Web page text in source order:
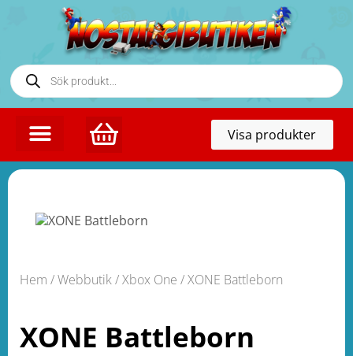
Visa produkter
Hem /Webbutik/Xbox One / XONE Battleborn
XONE Battleborn